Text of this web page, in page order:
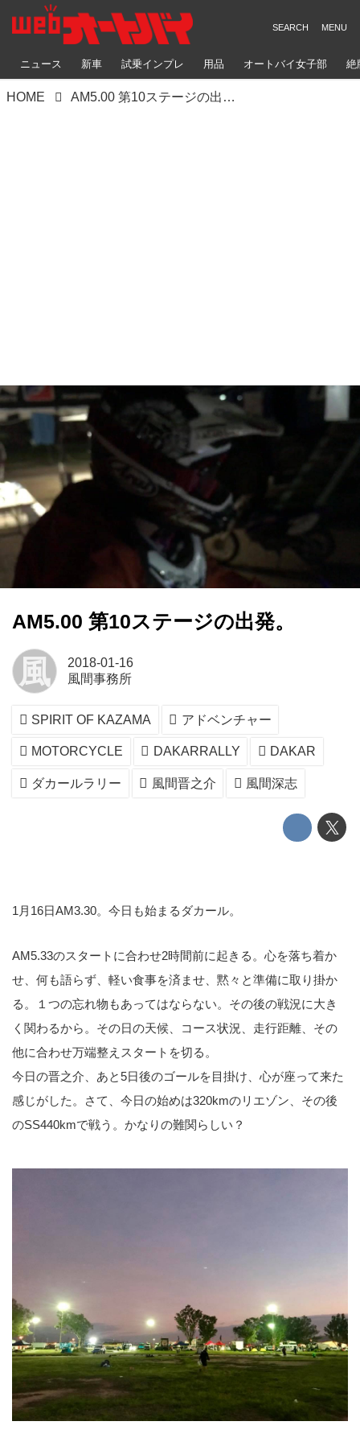
ニュース 新車 試乗インプレ 用品 オートバイ女子部 絶
HOME AM5.00 第10ステージの出発。
AM5.00 第10ステージの出発。
風
2018-01-16
風間事務所
SPIRIT OF KAZAMA アドベンチャー
MOTORCYCLE DAKARRALLY DAKAR
ダカールラリー 風間晋之介 風間深志
1月16日AM3.30。今日も始まるダカール。
AM5.33のスタートに合わせ2時間前に起きる。心を落ち着か
せ、何も語らず、軽い食事を済ませ、黙々と準備に取り掛か
る。１つの忘れ物もあってはならない。その後の戦況に大き
く関わるから。その日の天候、コース状況、走行距離、その
他に合わせ万端整えスタートを切る。
今日の晋之介、あと5日後のゴールを目掛け、心が座って来た
感じがした。さて、今日の始めは320kmのリエゾン、その後
のSS440kmで戦う。かなりの難関らしい？